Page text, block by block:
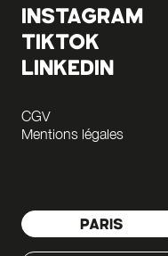
INSTAGRAM
TIKTOK
LINKEDIN
CGV
Mentions légales
PARIS